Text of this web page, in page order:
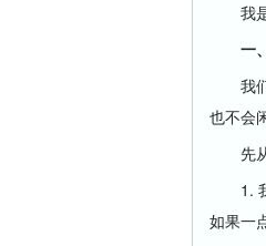
我是
一、
我们
也不会
先从
1. 我
如果一